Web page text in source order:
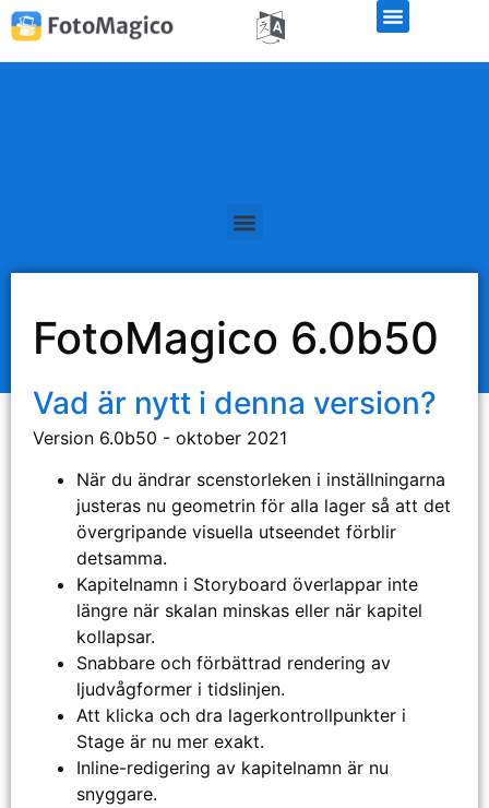
FotoMagico 6.0b50
Vad är nytt i denna version?
Version 6.0b50 - oktober 2021
När du ändrar scenstorleken i inställningarna
justeras nu geometrin för alla lager så att det
övergripande visuella utseendet förblir
detsamma.
Kapitelnamn i Storyboard överlappar inte
längre när skalan minskas eller när kapitel
kollapsar.
Snabbare och förbättrad rendering av
ljudvågformer i tidslinjen.
Att klicka och dra lagerkontrollpunkter i
Stage är nu mer exakt.
Inline-redigering av kapitelnamn är nu
snyggare.